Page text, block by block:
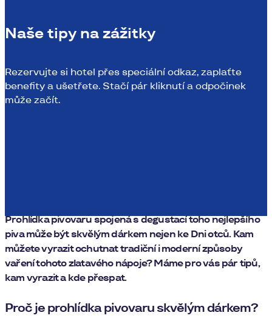
Naše tipy na zážitky
Rezervujte si hotel přes speciální odkaz, zaplaťte
benefity a ušetřete. Stačí pár kliknutí a odpočinek
může začít.
Prohlídka pivovaru spojená s degustací toho nejlepšího
piva může být skvělým dárkem nejen ke Dni otců. Kam
můžete vyrazit ochutnat tradiční i moderní způsoby
vaření tohoto zlatavého nápoje? Máme pro vás pár tipů,
kam vyrazit a kde přespat.
Proč je prohlídka pivovaru skvělým dárkem?